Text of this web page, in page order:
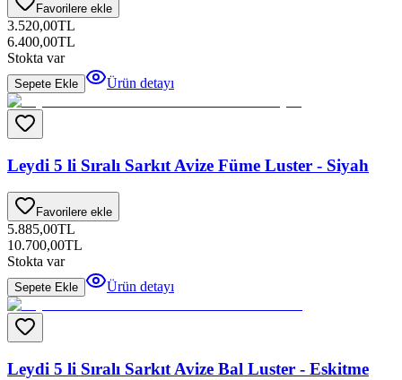
Favorilere ekle
3.520,00TL
6.400,00TL
Stokta var
Sepete Ekle Ürün detayı
Leydi 5 li Sıralı Sarkıt Avize Füme Luster - Siyah
Favorilere ekle
5.885,00TL
10.700,00TL
Stokta var
Sepete Ekle Ürün detayı
Leydi 5 li Sıralı Sarkıt Avize Bal Luster - Eskitme